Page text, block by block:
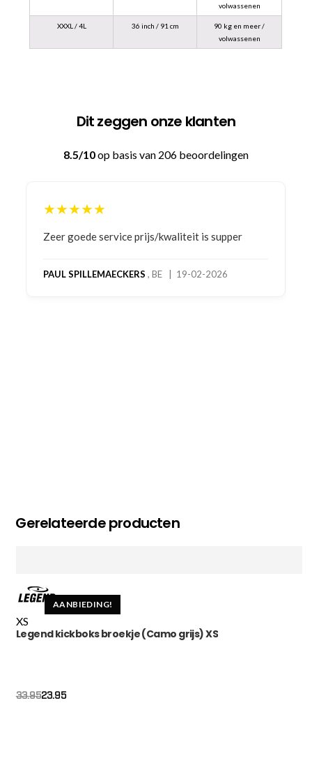
volwassenen
XXXL / 4L 36 inch / 91 cm
90 kg en meer /
volwassenen
Dit zeggen onze klanten
8.5/10op basis van 206 beoordelingen
★★★★★
Bestelling gedaan vanwege goede prijzen en
bestelling al ontvangen met gifts, waardoor je
Gerelateerde producten
AANBIEDING!
XS
Legend kickboks broekje (Camo grijs) XS
33.95
Oorspronkelijke
prijs
23.95
Huidige
prijs